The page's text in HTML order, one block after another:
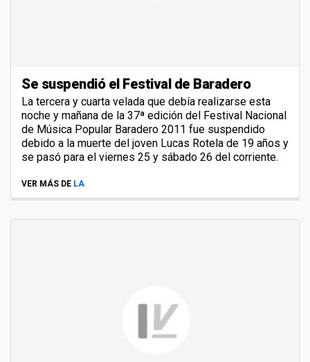
Se suspendió el Festival de Baradero
La tercera y cuarta velada que debía realizarse esta
noche y mañana de la 37ª edición del Festival Nacional
de Música Popular Baradero 2011 fue suspendido
debido a la muerte del joven Lucas Rotela de 19 años y
se pasó para el viernes 25 y sábado 26 del corriente.
VER MÁS DE LA